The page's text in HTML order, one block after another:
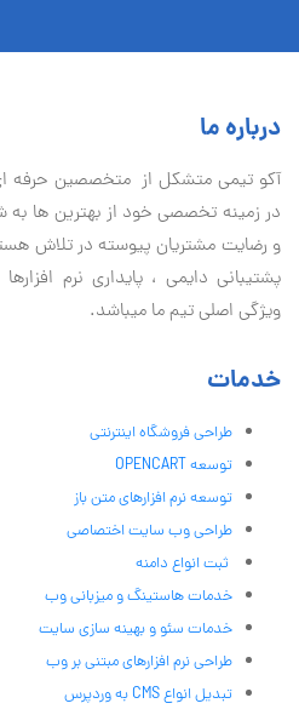
درباره ما
آكو تيمی متشکل از متخصصین حرفه
در زمینه تخصصی خود از بهترین ها به
و رضایت مشتریان پیوسته در تلاش
پشتیبانی دايمی ، پایداری نرم
ویژگی اصلی تیم ما میباشد.
خدمات
طراحی فروشگاه اینترنتی
توسعه OPENCART
توسعه نرم افزارهای متن باز
طراحی وب سایت اختصاصی
ثبت انواع دامنه
خدمات هاستینگ و میزبانی وب
خدمات سئو و بهینه سازی سایت
طراحی نرم افزارهای مبتنی بر وب
تبدیل انواع CMS به وردپرس